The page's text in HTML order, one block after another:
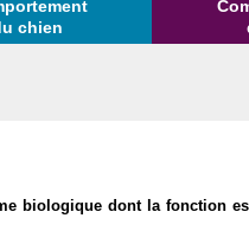
chien
biologique dont la fonction